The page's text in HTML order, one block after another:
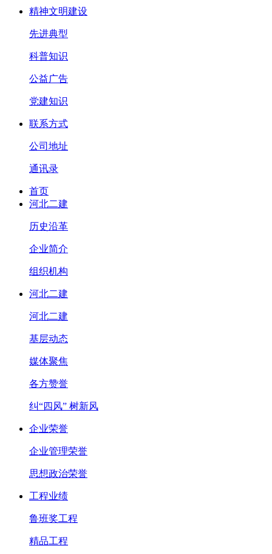
精神文明建设
先进典型
科普知识
公益广告
党建知识
联系方式
公司地址
通讯录
首页
河北二建
历史沿革
企业简介
组织机构
河北二建
河北二建
基层动态
媒体聚焦
各方赞誉
纠“四风” 树新风
企业荣誉
企业管理荣誉
思想政治荣誉
工程业绩
鲁班奖工程
精品工程